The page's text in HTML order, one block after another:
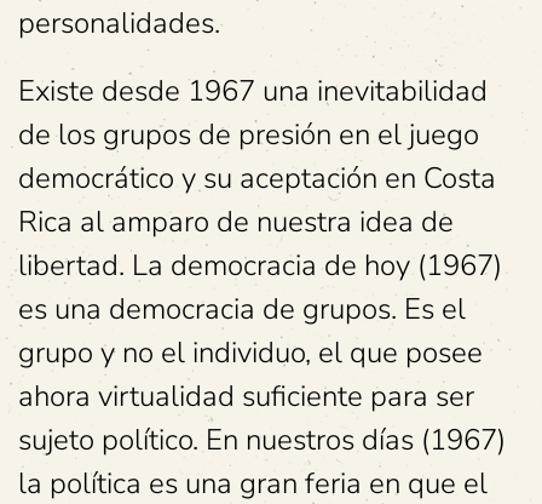
personalidades.
Existe desde 1967 una inevitabilidad
de los grupos de presión en el juego
democrático y su aceptación en Costa
Rica al amparo de nuestra idea de
libertad. La democracia de hoy (1967)
es una democracia de grupos. Es el
grupo y no el individuo, el que posee
ahora virtualidad suficiente para ser
sujeto político. En nuestros días (1967)
la política es una gran feria en que el